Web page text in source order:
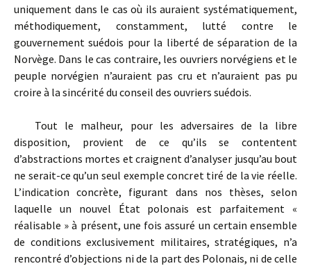
uniquement dans le cas où ils auraient systématiquement,
méthodiquement, cons­tamment, lutté contre le
gouvernement suédois pour la liberté de sépara­tion de la
Norvège. Dans le cas contraire, les ouvriers norvégiens et le
peuple norvégien n’auraient pas cru et n’auraient pas pu
croire à la sincérité du conseil des ouvriers suédois.
Tout le malheur, pour les adversaires de la libre
disposition, provient de ce qu’ils se contentent
d’abstractions mortes et craignent d’analyser jusqu’au bout
ne serait-ce qu’un seul exemple concret tiré de la vie réelle.
L’indica­tion concrète, figurant dans nos thèses, selon
laquelle un nouvel État po­lonais est parfaitement «
réalisable » à présent, une fois assuré un certain ensemble
de conditions exclusivement militaires, stratégiques, n’a
ren­contré d’objections ni de la part des Polonais, ni de celle